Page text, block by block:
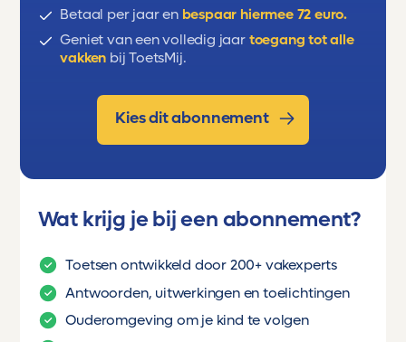
Betaal per jaar en bespaar hiermee 72 euro.
Geniet van een volledig jaar toegang tot alle
vakken bij ToetsMij.
Kies dit abonnement
Wat krijg je bij een abonnement?
Toetsen ontwikkeld door 200+ vakexperts
Antwoorden, uitwerkingen en toelichtingen
Ouderomgeving om je kind te volgen